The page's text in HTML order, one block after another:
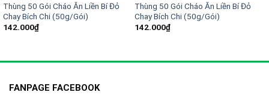
Thùng 50 Gói Cháo Ăn Liền Bí Đỏ
Chay Bích Chi (50g/Gói)
142.000₫
Thùng 50 Gói Cháo Ăn Liền Bí Đỏ
Chay Bích Chi (50g/Gói)
142.000₫
FANPAGE FACEBOOK